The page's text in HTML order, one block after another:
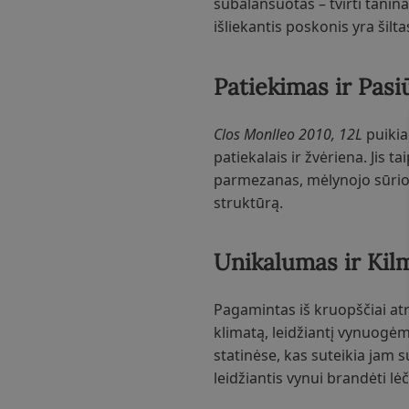
išliekantis poskonis yra
Patiekimas ir
Clos Monlleo 2010, 12L
patiekalais ir žvėriena. Jis
parmezanas, mėlynojo
struktūrą.
Unikalumas ir
Pagamintas iš kruopščiai
klimatą, leidžiantį
statinėse, kas suteikia jam
leidžiantis vynui brandėti